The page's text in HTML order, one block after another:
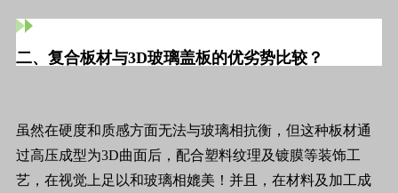
二、复合板材与3D玻璃盖板的优劣势比较？
虽然在硬度和质感方面无法与玻璃相抗衡，但这种板材通
过高压成型为3D曲面后，配合塑料纹理及镀膜等装饰工
艺，在视觉上足以和玻璃相媲美！并且，在材料及加工成